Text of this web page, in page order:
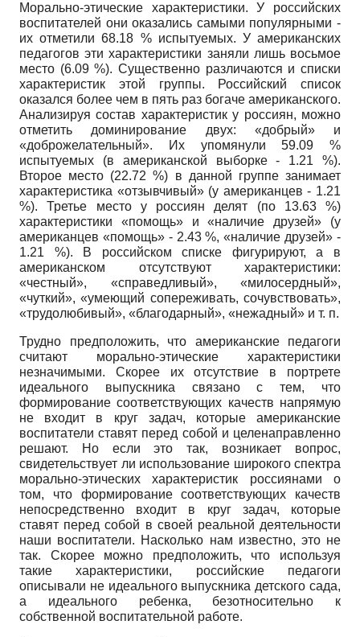
Морально-этические характеристики. У российских
воспитателей они оказались самыми популярными -
их отметили 68.18 % испытуемых. У американских
педагогов эти характеристики заняли лишь восьмое
место (6.09 %). Существенно различаются и списки
характеристик этой группы. Российский список
оказался более чем в пять раз богаче американского.
Анализируя состав характеристик у россиян, можно
отметить доминирование двух: «добрый» и
«доброжелательный». Их упомянули 59.09 %
испытуемых (в американской выборке - 1.21 %).
Второе место (22.72 %) в данной группе занимает
характеристика «отзывчивый» (у американцев - 1.21
%). Третье место у россиян делят (по 13.63 %)
характеристики «помощь» и «наличие друзей» (у
американцев «помощь» - 2.43 %, «наличие друзей» -
1.21 %). В российском списке фигурируют, а в
американском отсутствуют характеристики:
«честный», «справедливый», «милосердный»,
«чуткий», «умеющий сопереживать, сочувствовать»,
«трудолюбивый», «благодарный», «нежадный» и т. п.
Трудно предположить, что американские педагоги
считают морально-этические характеристики
незначимыми. Скорее их отсутствие в портрете
идеального выпускника связано с тем, что
формирование соответствующих качеств напрямую
не входит в круг задач, которые американские
воспитатели ставят перед собой и целенаправленно
решают. Но если это так, возникает вопрос,
свидетельствует ли использование широкого спектра
морально-этических характеристик россиянами о
том, что формирование соответствующих качеств
непосредственно входит в круг задач, которые
ставят перед собой в своей реальной деятельности
наши воспитатели. Насколько нам известно, это не
так. Скорее можно предположить, что используя
такие характеристики, российские педагоги
описывали не идеального выпускника детского сада,
а идеального ребенка, безотносительно к
собственной воспитательной работе.